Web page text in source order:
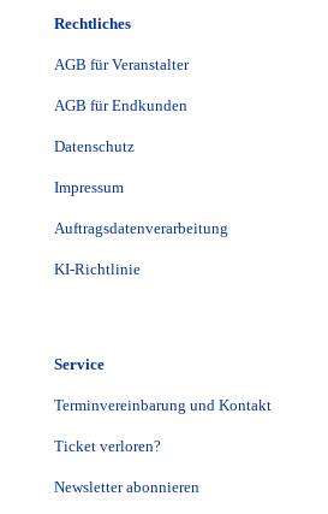
Rechtliches
AGB für Veranstalter
AGB für Endkunden
Datenschutz
Impressum
Auftragsdatenverarbeitung
KI-Richtlinie
Service
Terminvereinbarung und Kontakt
Ticket verloren?
Newsletter abonnieren